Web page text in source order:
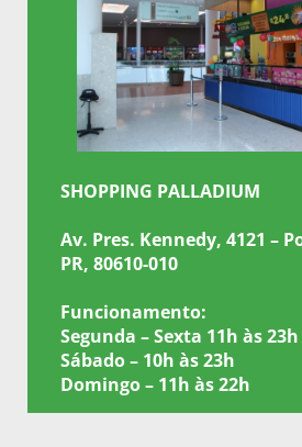
SHOPPING PALLADIUM
Av. Pres. Kennedy, 4121 –
PR, 80610-010
Funcionamento:
Segunda – Sexta 11h às 23h
Sábado – 10h às 23h
Domingo – 11h às 22h